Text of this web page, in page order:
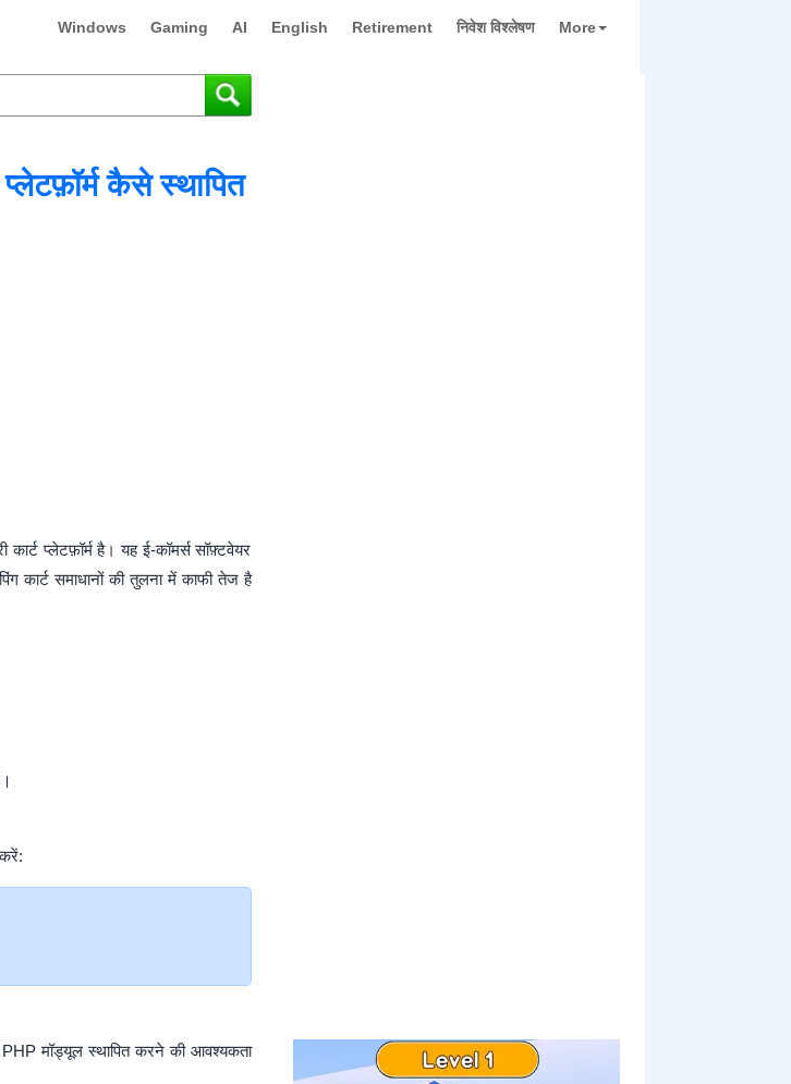
Windows Gaming AI English Retirement निवेश विश्लेषण More
कैसे स्थापित
प्लेटफ़ॉर्म है। यह ई-कॉमर्स सॉफ़्टवेयर
कार्ट समाधानों की तुलना में काफी तेज है
मॉड्यूल स्थापित करने की आवश्यकता